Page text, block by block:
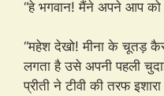
“हे भगवान! मैंने अपने आप को
“महेश देखो! मीना के चूतड़
लगता है उसे अपनी पहली
प्रीती ने टीवी की तरफ